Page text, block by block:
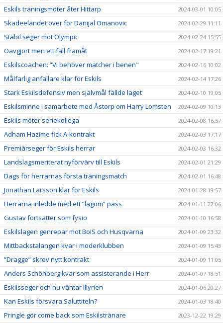
Eskils träningsmöter åter Hittarp 2024-03-01 10:05
Skadeeländet över för Danijal Omanovic 2024-02-29 11:11
Stabil seger mot Olympic 2024-02-24 15:55
Oavgjort men ett fall framåt 2024-02-17 19:21
Eskilscoachen: ”Vi behöver matcher i benen" 2024-02-16 10:02
Målfarlig anfallare klar för Eskils 2024-02-14 17:26
Stark Eskilsdefensiv men självmål fällde laget 2024-02-10 19:05
Eskilsminne i samarbete med Åstorp om Harry Lomsten 2024-02-09 10:13
Eskils möter seriekollega 2024-02-08 16:57
Adham Hazime fick A-kontrakt 2024-02-03 17:17
Premiärseger för Eskils herrar 2024-02-03 16:32
Landslagsmeriterat nyförvärv till Eskils 2024-02-01 21:29
Dags för herrarnas första träningsmatch 2024-02-01 16:48
Jonathan Larsson klar för Eskils 2024-01-28 19:57
Herrarna inledde med ett ”lagom” pass 2024-01-11 22:06
Gustav fortsätter som fysio 2024-01-10 16:58
Eskilslagen genrepar mot BoIS och Husqvarna 2024-01-09 23:32
Mittbackstalangen kvar i moderklubben 2024-01-09 15:43
”Dragge” skrev nytt kontrakt 2024-01-09 11:05
Anders Schönberg kvar som assisterande i Herr 2024-01-07 18:51
Eskilsseger och nu väntar Illyrien 2024-01-06 20:27
Kan Eskils försvara Saluttiteln? 2024-01-03 18:40
Pringle gör come back som Eskilstränare 2023-12-22 19:29